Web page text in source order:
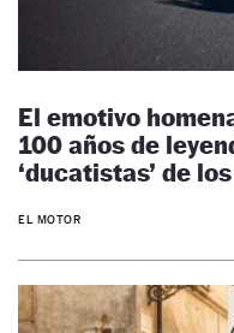
El emotivo
100 años de
‘ducatistas’ de
EL MOTOR